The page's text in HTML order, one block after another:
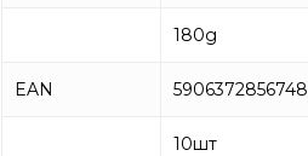
180g
EAN 5906372856748
10шт